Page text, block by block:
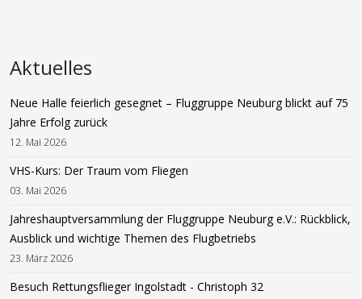
Aktuelles
Neue Halle feierlich gesegnet – Fluggruppe Neuburg blickt auf 75
Jahre Erfolg zurück
12. Mai 2026
VHS-Kurs: Der Traum vom Fliegen
03. Mai 2026
Jahreshauptversammlung der Fluggruppe Neuburg e.V.: Rückblick,
Ausblick und wichtige Themen des Flugbetriebs
23. März 2026
Besuch Rettungsflieger Ingolstadt - Christoph 32